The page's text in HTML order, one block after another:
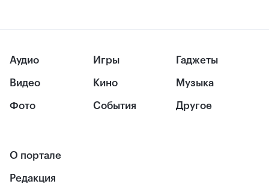
Аудио
Видео
Фото
Игры
Кино
События
Гаджеты
Музыка
Другое
О портале
Редакция